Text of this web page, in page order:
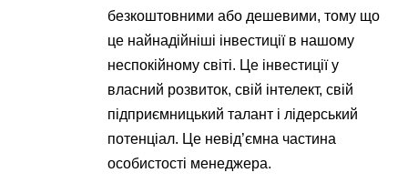
безкоштовними або дешевими, тому що
це найнадійніші інвестиції в нашому
неспокійному світі. Це інвестиції у
власний розвиток, свій інтелект, свій
підприємницький талант і лідерський
потенціал. Це невід’ємна частина
особистості менеджера.